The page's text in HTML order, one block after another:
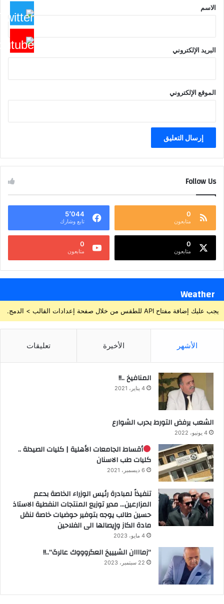
*
الاسم
البريد الإلكتروني
الموقع الإلكتروني
Follow Us
0
متابعون
5٬044
تابع وشارك
0
متابعون
0
متابعون
Weather
يجب عليك إضافة مفتاح API للطقس من خلال صفحة إعدادات القالب > الدمج.
الأشهر الأخيرة تعليقات
المنافيخ ..!!
4 يناير، 2021
الشعب يرفض التورط بحرب الشوارع
4 يونيو، 2022
أقساط الجامعات الأهلية | كليات الصيدلة ..
كليات طب الاسنان
6 ديسمبر، 2021
تنفيذاً لمبادرة رئيس الوزراء الخاصة بدعم
المزارعين… مدير توزيع المنتجات النفطية الاستاذ
حسين طالب يوجه بتوفير حوضيات خاصة لنقل
مادة الكاز وإيصالها الى الفلاحين
4 مايو، 2023
“زماااان الشيييخ العگروووك عالرگ”..!!
22 سبتمبر، 2023